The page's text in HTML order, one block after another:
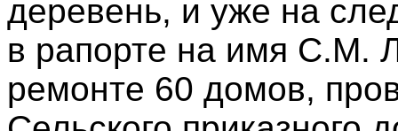
деревень, и уже на
в рапорте на имя С.М.
ремонте 60 домов,